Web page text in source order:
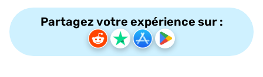
Partagez votre expérience sur :